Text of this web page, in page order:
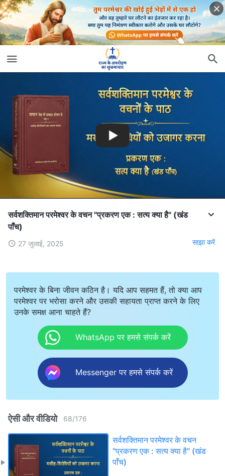
सर्वशक्तिमान परमेश्वर के वचन "प्रकरण एक : सत्य क्या है" (खंड
पाँच)
27 जुलाई, 2025 साझा करें
परमेश्वर के बिना जीवन कठिन है। यदि आप सहमत हैं, तो क्या आप
परमेश्वर पर भरोसा करने और उसकी सहायता प्राप्त करने के लिए
उनके समक्ष आना चाहते हैं?
WhatsApp पर हमसे संपर्क करें
Messenger पर हमसे संपर्क करें
ऐसी और वीडियो 68/176
सर्वशक्तिमान परमेश्वर के वचन
"प्रकरण एक : सत्य क्या है" (खंड
पाँच)